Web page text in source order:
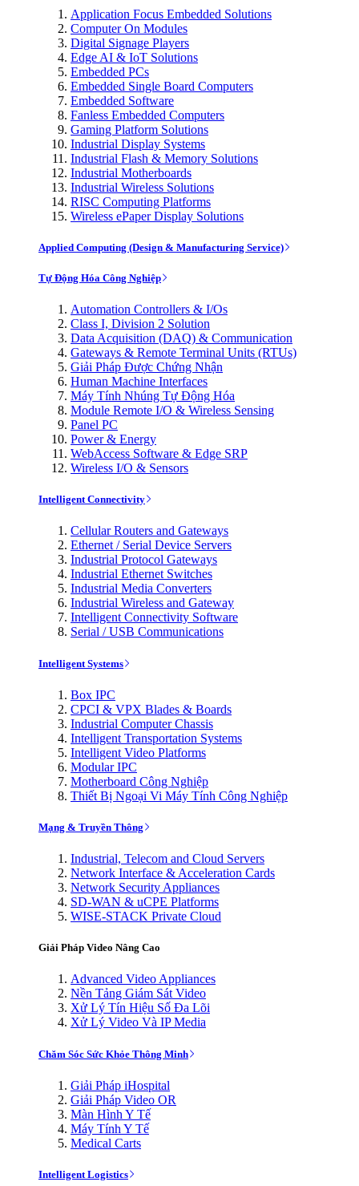
Application Focus Embedded Solutions
Computer On Modules
Digital Signage Players
Edge AI & IoT Solutions
Embedded PCs
Embedded Single Board Computers
Embedded Software
Fanless Embedded Computers
Gaming Platform Solutions
Industrial Display Systems
Industrial Flash & Memory Solutions
Industrial Motherboards
Industrial Wireless Solutions
RISC Computing Platforms
Wireless ePaper Display Solutions
Applied Computing (Design & Manufacturing Service)
Tự Động Hóa Công Nghiệp
Automation Controllers & I/Os
Class I, Division 2 Solution
Data Acquisition (DAQ) & Communication
Gateways & Remote Terminal Units (RTUs)
Giải Pháp Được Chứng Nhận
Human Machine Interfaces
Máy Tính Nhúng Tự Động Hóa
Module Remote I/O & Wireless Sensing
Panel PC
Power & Energy
WebAccess Software & Edge SRP
Wireless I/O & Sensors
Intelligent Connectivity
Cellular Routers and Gateways
Ethernet / Serial Device Servers
Industrial Protocol Gateways
Industrial Ethernet Switches
Industrial Media Converters
Industrial Wireless and Gateway
Intelligent Connectivity Software
Serial / USB Communications
Intelligent Systems
Box IPC
CPCI & VPX Blades & Boards
Industrial Computer Chassis
Intelligent Transportation Systems
Intelligent Video Platforms
Modular IPC
Motherboard Công Nghiệp
Thiết Bị Ngoại Vi Máy Tính Công Nghiệp
Mạng & Truyền Thông
Industrial, Telecom and Cloud Servers
Network Interface & Acceleration Cards
Network Security Appliances
SD-WAN & uCPE Platforms
WISE-STACK Private Cloud
Giải Pháp Video Nâng Cao
Advanced Video Appliances
Nền Tảng Giám Sát Video
Xử Lý Tín Hiệu Số Đa Lõi
Xử Lý Video Và IP Media
Chăm Sóc Sức Khỏe Thông Minh
Giải Pháp iHospital
Giải Pháp Video OR
Màn Hình Y Tế
Máy Tính Y Tế
Medical Carts
Intelligent Logistics